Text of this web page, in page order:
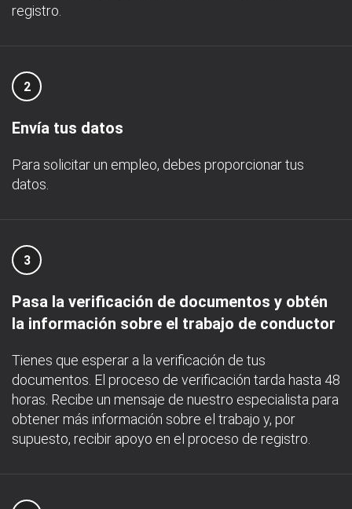
registro.
2
Envía tus datos
Para solicitar un empleo, debes proporcionar tus
datos.
3
Pasa la verificación de documentos y obtén
la información sobre el trabajo de conductor
Tienes que esperar a la verificación de tus
documentos. El proceso de verificación tarda hasta 48
horas. Recibe un mensaje de nuestro especialista para
obtener más información sobre el trabajo y, por
supuesto, recibir apoyo en el proceso de registro.